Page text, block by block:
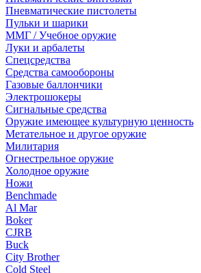
Пневматические пистолеты
Пульки и шарики
ММГ / Учебное оружие
Луки и арбалеты
Спецсредства
Средства самообороны
Газовые баллончики
Электрошокеры
Сигнальные средства
Оружие имеющее культурную ценность
Метательное и другое оружие
Милитария
Огнестрельное оружие
Холодное оружие
Ножи
Benchmade
Al Mar
Boker
CJRB
Buck
City Brother
Cold Steel